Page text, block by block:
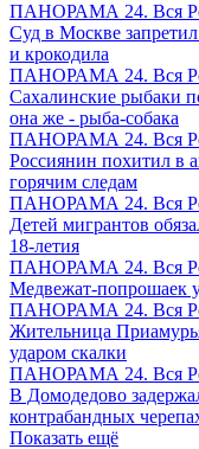
ПАНОРАМА 24. Вся
Суд в Москве
и крокодила
ПАНОРАМА 24. Вся
Сахалинские рыбаки
она же - рыба-собака
ПАНОРАМА 24. Вся
Россиянин похитил в
горячим следам
ПАНОРАМА 24. Вся
Детей мигрантов
18-летия
ПАНОРАМА 24. Вся
Медвежат-попрошаек
ПАНОРАМА 24. Вся
Жительница
ударом скалки
ПАНОРАМА 24. Вся
В Домодедово
контрабандных
Показать ещё